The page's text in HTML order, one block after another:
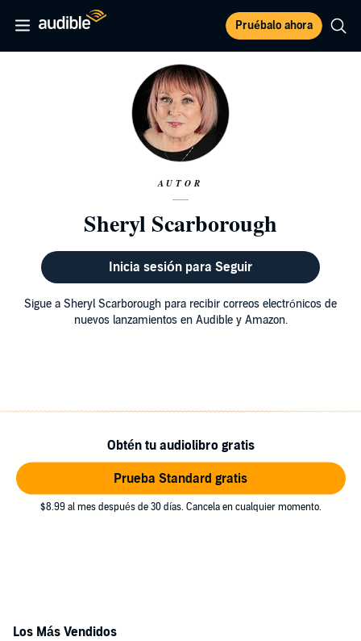
Pruébalo ahora
AUTOR
Sheryl Scarborough
Inicia sesión para Seguir
Sigue a Sheryl Scarborough para recibir correos electrónicos de
nuevos lanzamientos en Audible y Amazon.
Obtén tu audiolibro gratis
Prueba Standard gratis
$8.99 al mes después de 30 días. Cancela en cualquier momento.
Los Más Vendidos